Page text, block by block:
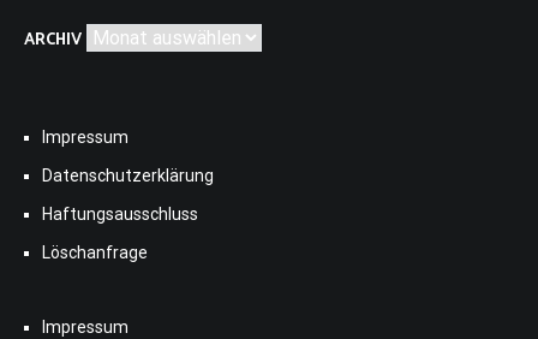
ARCHIV Archiv
Impressum
Datenschutzerklärung
Haftungsausschluss
Löschanfrage
Impressum